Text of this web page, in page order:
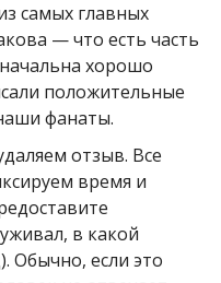
самых главных
— что есть часть
хорошо
положительные
фанаты.
отзыв. Все
время и
в какой
Обычно, если это